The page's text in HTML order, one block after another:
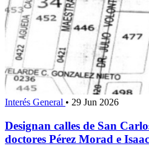
Interés General • 29 Jun 2026
Designan calles de San
doctores Pérez Morad e